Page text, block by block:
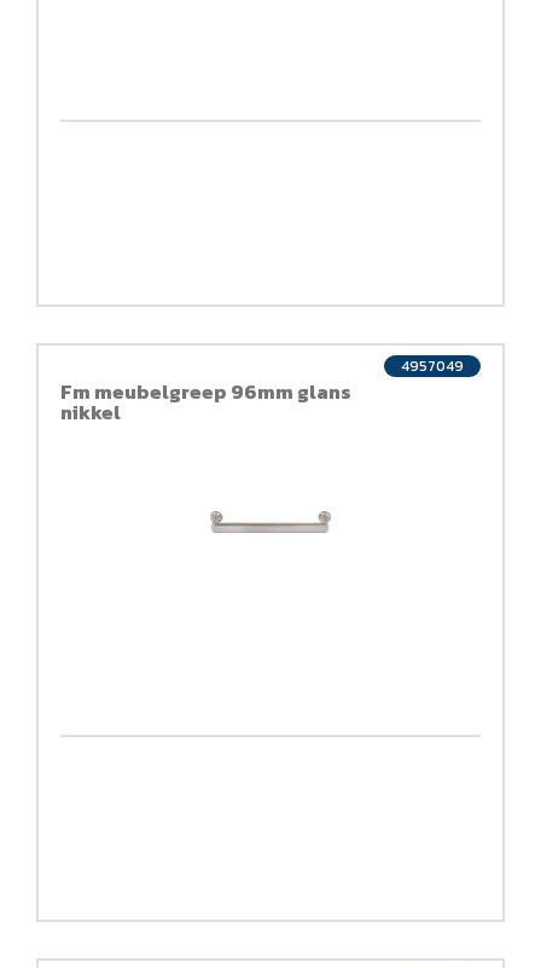
Fm meubelgreep 96mm glans
nikkel
4957049